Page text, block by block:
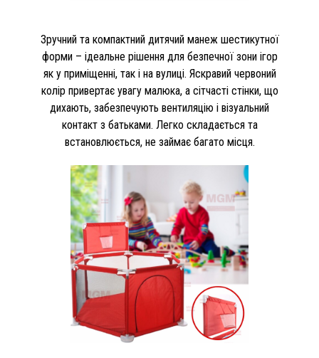
Зручний та компактний дитячий манеж шестикутної
форми – ідеальне рішення для безпечної зони ігор
як у приміщенні, так і на вулиці. Яскравий червоний
колір привертає увагу малюка, а сітчасті стінки, що
дихають, забезпечують вентиляцію і візуальний
контакт з батьками. Легко складається та
встановлюється, не займає багато місця.